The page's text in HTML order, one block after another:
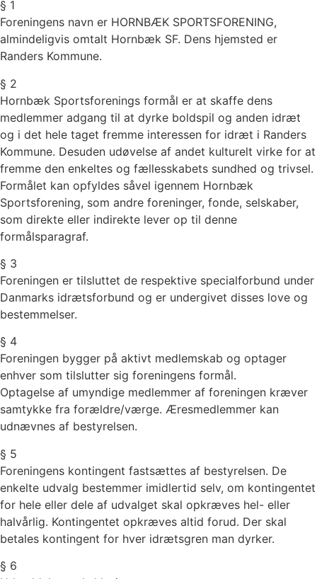
§ 1
Foreningens navn er HORNBÆK SPORTSFORENING,
almindeligvis omtalt Hornbæk SF. Dens hjemsted er
Randers Kommune.
§ 2
Hornbæk Sportsforenings formål er at skaffe dens
medlemmer adgang til at dyrke boldspil og anden idræt
og i det hele taget fremme interessen for idræt i Randers
Kommune. Desuden udøvelse af andet kulturelt virke for at
fremme den enkeltes og fællesskabets sundhed og trivsel.
Formålet kan opfyldes såvel igennem Hornbæk
Sportsforening, som andre foreninger, fonde, selskaber,
som direkte eller indirekte lever op til denne
formålsparagraf.
§ 3
Foreningen er tilsluttet de respektive specialforbund under
Danmarks idrætsforbund og er undergivet disses love og
bestemmelser.
§ 4
Foreningen bygger på aktivt medlemskab og optager
enhver som tilslutter sig foreningens formål.
Optagelse af umyndige medlemmer af foreningen kræver
samtykke fra forældre/værge. Æresmedlemmer kan
udnævnes af bestyrelsen.
§ 5
Foreningens kontingent fastsættes af bestyrelsen. De
enkelte udvalg bestemmer imidlertid selv, om kontingentet
for hele eller dele af udvalget skal opkræves hel- eller
halvårlig. Kontingentet opkræves altid forud. Der skal
betales kontingent for hver idrætsgren man dyrker.
§ 6